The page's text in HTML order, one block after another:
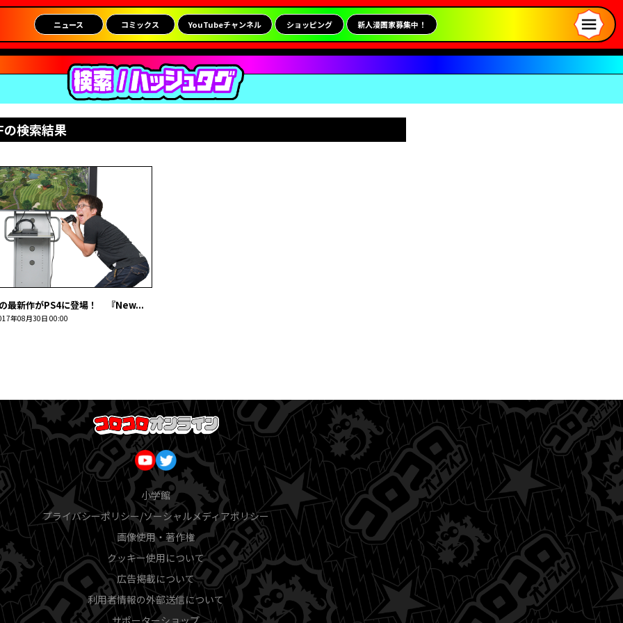
ニュース コミックス YouTubeチャンネル ショッピング 新人漫画家募集中！
検索結果
最新作がPS4に登場！ 『New...
年08月30日 00:00
小学館
プライバシーポリシー/ソーシャルメディアポリシー
画像使用・著作権
クッキー使用について
広告掲載について
利用者情報の外部送信について